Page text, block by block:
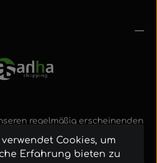
regelmäßig erscheinenden
über neue Produkte und
zu werden.
verwendet Cookies, um
Erfahrung bieten zu